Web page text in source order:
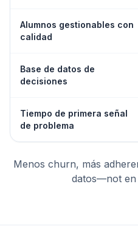
Alumnos gestionables con
calidad
Base de datos de
decisiones
Tiempo de primera señal
de problema
Menos churn, más
datos—not en